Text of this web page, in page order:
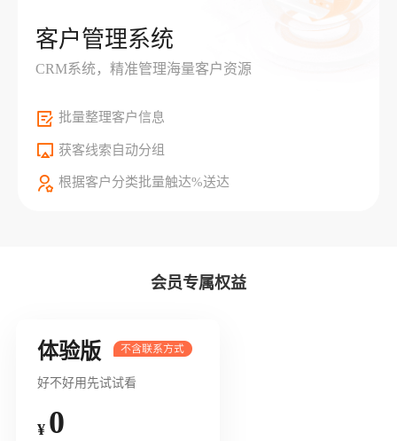
客户管理系统
CRM系统，精准管理海量客户资源
批量整理客户信息
获客线索自动分组
根据客户分类批量触达%送达
会员专属权益
体验版
好不好用先试试看
¥ 0